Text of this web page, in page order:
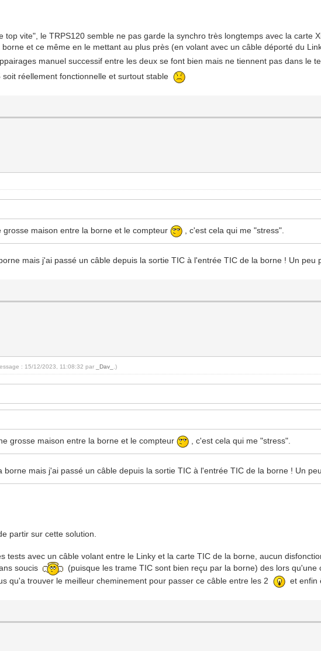
top vite", le TRPS120 semble ne pas garde la synchro très longtemps avec la carte
et ce même en le mettant au plus près (en volant avec un câble déporté du
manuel successif entre les deux se font bien mais ne tiennent pas dans le
soit réellement fonctionnelle et surtout stable
grosse maison entre la borne et le compteur , c'est cela qui me "stress".
mais j'ai passé un câble depuis la sortie TIC à l'entrée TIC de la borne ! Un
: 15/12/2023, 11:08:32 par _Dav_ .)
grosse maison entre la borne et le compteur , c'est cela qui me "stress".
borne mais j'ai passé un câble depuis la sortie TIC à l'entrée TIC de la borne ! Un
partir sur cette solution.
tests avec un câble volant entre le Linky et la carte TIC de la borne, aucun
soucis
(puisque les trame TIC sont bien reçu par la borne) des lors
qu'a trouver le meilleur cheminement pour passer ce câble entre les 2
et enfin